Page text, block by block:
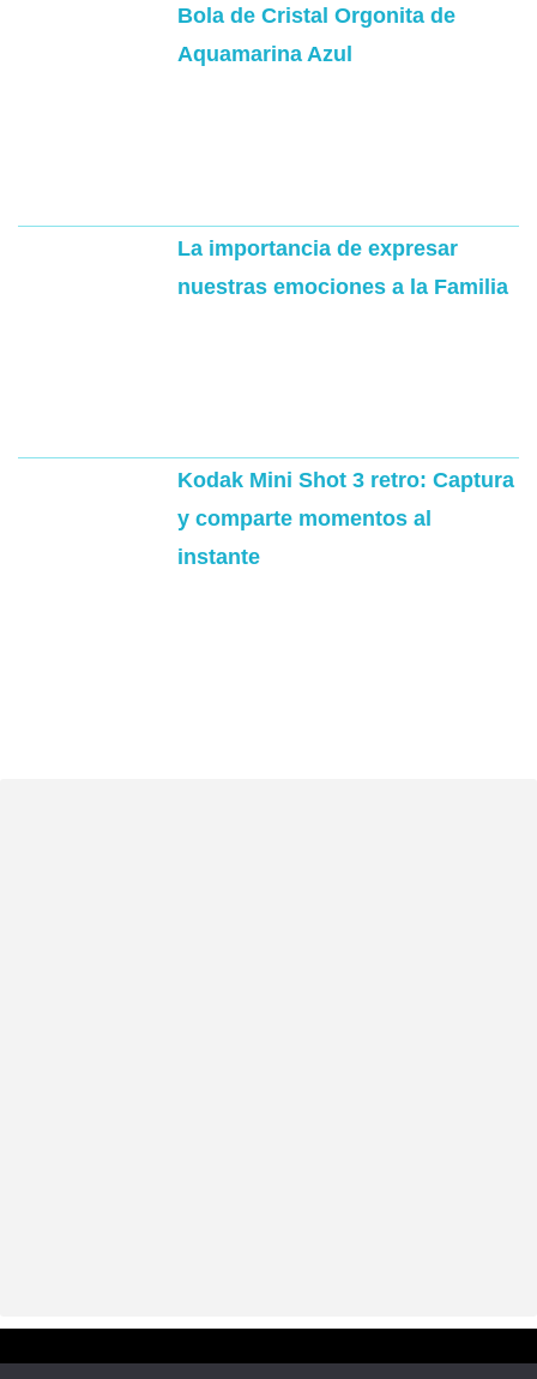
Bola de Cristal Orgonita de
Aquamarina Azul
La importancia de expresar
nuestras emociones a la Familia
Kodak Mini Shot 3 retro: Captura
y comparte momentos al
instante